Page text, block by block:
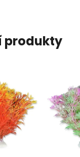
produkty